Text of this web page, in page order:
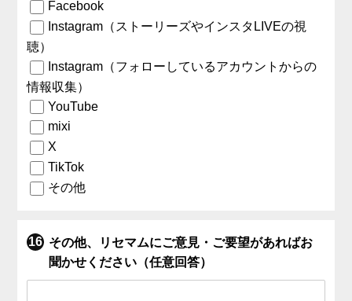
Facebook
Instagram（ストーリーズやインスタLIVEの視
聴）
Instagram（フォローしているアカウントからの
情報収集）
YouTube
mixi
X
TikTok
その他
その他、リセマムにご意見・ご要望があればお
聞かせください（任意回答）